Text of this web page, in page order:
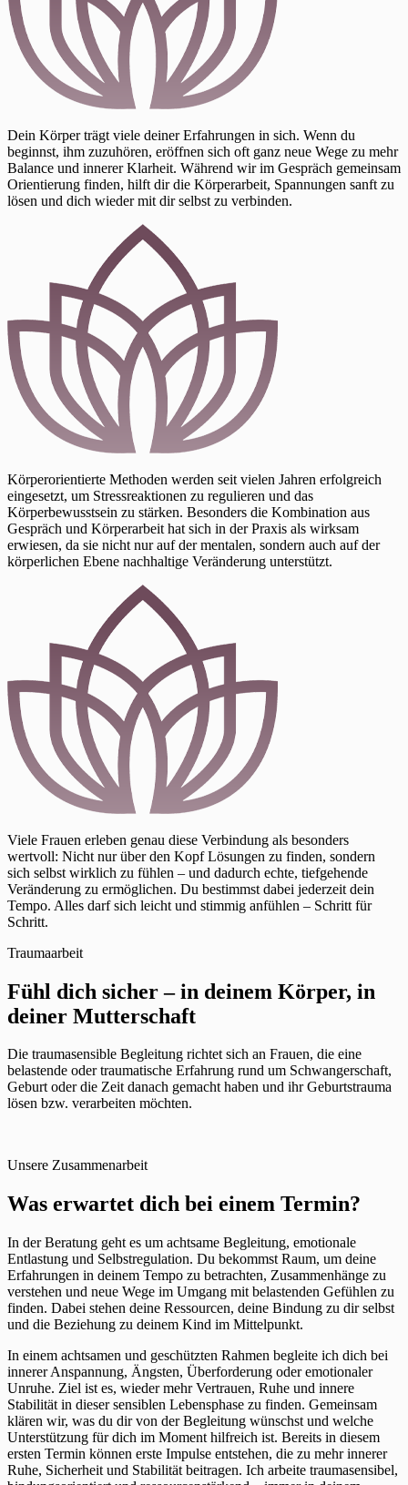
Dein Körper trägt viele deiner Erfahrungen in sich. Wenn du
beginnst, ihm zuzuhören, eröffnen sich oft ganz neue Wege zu mehr
Balance und innerer Klarheit. Während wir im Gespräch gemeinsam
Orientierung finden, hilft dir die Körperarbeit, Spannungen sanft zu
lösen und dich wieder mit dir selbst zu verbinden.
Körperorientierte Methoden werden seit vielen Jahren erfolgreich
eingesetzt, um Stressreaktionen zu regulieren und das
Körperbewusstsein zu stärken. Besonders die Kombination aus
Gespräch und Körperarbeit hat sich in der Praxis als wirksam
erwiesen, da sie nicht nur auf der mentalen, sondern auch auf der
körperlichen Ebene nachhaltige Veränderung unterstützt.
Viele Frauen erleben genau diese Verbindung als besonders
wertvoll: Nicht nur über den Kopf Lösungen zu finden, sondern
sich selbst wirklich zu fühlen – und dadurch echte, tiefgehende
Veränderung zu ermöglichen. Du bestimmst dabei jederzeit dein
Tempo. Alles darf sich leicht und stimmig anfühlen – Schritt für
Schritt.
Traumaarbeit
Fühl dich sicher – in deinem Körper, in
deiner Mutterschaft
Die traumasensible Begleitung richtet sich an Frauen, die eine
belastende oder traumatische Erfahrung rund um Schwangerschaft,
Geburt oder die Zeit danach gemacht haben und ihr Geburtstrauma
lösen bzw. verarbeiten möchten.
Unsere Zusammenarbeit
Was erwartet dich bei einem Termin?
In der Beratung geht es um achtsame Begleitung, emotionale
Entlastung und Selbstregulation. Du bekommst Raum, um deine
Erfahrungen in deinem Tempo zu betrachten, Zusammenhänge zu
verstehen und neue Wege im Umgang mit belastenden Gefühlen zu
finden. Dabei stehen deine Ressourcen, deine Bindung zu dir selbst
und die Beziehung zu deinem Kind im Mittelpunkt.
In einem achtsamen und geschützten Rahmen begleite ich dich bei
innerer Anspannung, Ängsten, Überforderung oder emotionaler
Unruhe. Ziel ist es, wieder mehr Vertrauen, Ruhe und innere
Stabilität in dieser sensiblen Lebensphase zu finden. Gemeinsam
klären wir, was du dir von der Begleitung wünschst und welche
Unterstützung für dich im Moment hilfreich ist. Bereits in diesem
ersten Termin können erste Impulse entstehen, die zu mehr innerer
Ruhe, Sicherheit und Stabilität beitragen. Ich arbeite traumasensibel,